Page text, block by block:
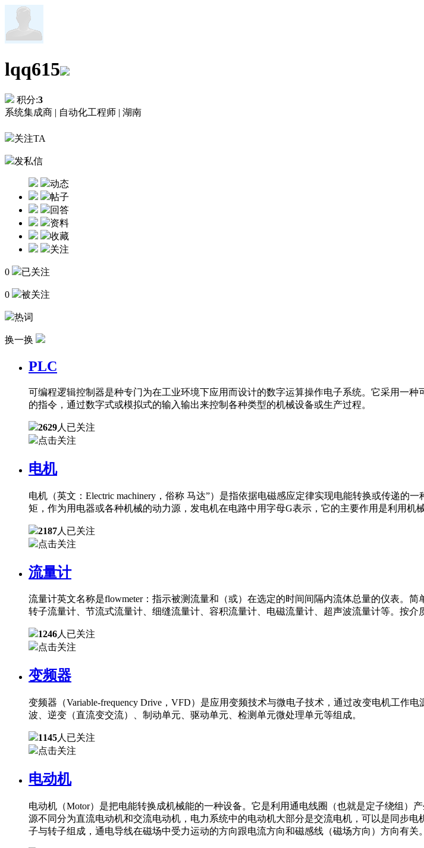
lqq615
积分:3
系统集成商 | 自动化工程师 | 湖南
关注TA
发私信
动态
帖子
回答
资料
收藏
关注
0 已关注
0 被关注
热词
换一换
PLC
可编程逻辑控制器是种专门为在工业环境下应用而设计的数字运算操作电子系统。它采用一
的指令，通过数字式或模拟式的输入输出来控制各种类型的机械设备或生产过程。
2629人已关注
点击关注
电机
电机（英文：Electric machinery，俗称 马达”）是指依据电磁感应定律实现电能转换或传递
矩，作为用电器或各种机械的动力源，发电机在电路中用字母G表示，它的主要作用是利用机
2187人已关注
点击关注
流量计
流量计英文名称是flowmeter：指示被测流量和（或）在选定的时间间隔内流体总量的仪表。
转子流量计、节流式流量计、细缝流量计、容积流量计、电磁流量计、超声波流量计等。按介
1246人已关注
点击关注
变频器
变频器（Variable-frequency Drive，VFD）是应用变频技术与微电子技术，通过改变电机工
波、逆变（直流变交流）、制动单元、驱动单元、检测单元微处理单元等组成。
1145人已关注
点击关注
电动机
电动机（Motor）是把电能转换成机械能的一种设备。它是利用通电线圈（也就是定子绕组
源不同分为直流电动机和交流电动机，电力系统中的电动机大部分是交流电机，可以是同步
子与转子组成，通电导线在磁场中受力运动的方向跟电流方向和磁感线（磁场方向）方向有关